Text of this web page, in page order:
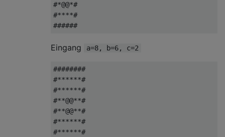
#*@@*#
#****#
Eingang a=8, b=6, c=2
########
#******#
#******#
#**@@**#
#**@@**#
#******#
#******#